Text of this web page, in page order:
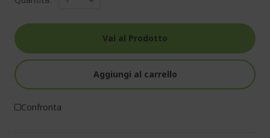
Vai al Prodotto
Aggiungi al carrello
Confronta